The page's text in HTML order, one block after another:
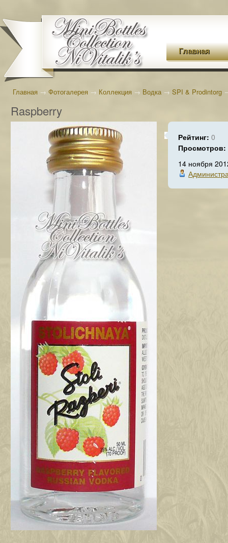
Главная
Главная → Фотогалерея → Коллекция → Водка→ SPI & Prodintorg
Raspberry
Рейтинг: 0
Просмотров:
14 ноября